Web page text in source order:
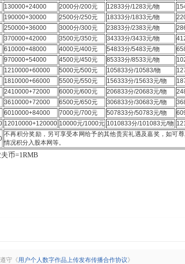
130000+24000 2000分/200元 12833分/1283元/物
190000+30000 2500分/250元 18333分/1833元/物
250000+36000 3000分/300元 23833分/2383元/物
370000+42000 3500元/350元 34333分/3433元/物
610000+48000 4000元/400元 54833分/5483元/物
970000+54000 4500元/450元 85333分/8533元/物
1210000+60000 5000元/500元 105833分/10583/物
1810000+66000 5500元/550元 156333分/15633元/物
2410000+72000 6000元/600元 206833分/20683元/物
3610000+72000 6500元/650元 306833分/30683元/物
6010000+84000 7000元/700元 507833分/50783元/物
12010000+120000 10000元/1000元 1010833分/101083元/物
不再积分奖励，另可享受本网给予的其他贵宾礼遇及嘉奖，如可
情况积分入股本网等。
币=1RMB
守《用户个人数字作品上传发布传播合作协议》